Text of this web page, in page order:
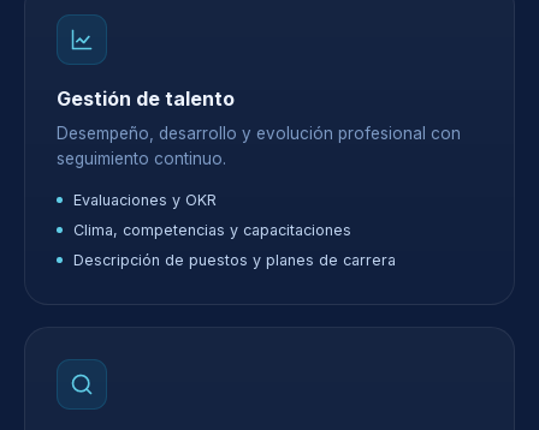
Gestión de talento
Desempeño, desarrollo y evolución profesional con
seguimiento continuo.
Evaluaciones y OKR
Clima, competencias y capacitaciones
Descripción de puestos y planes de carrera